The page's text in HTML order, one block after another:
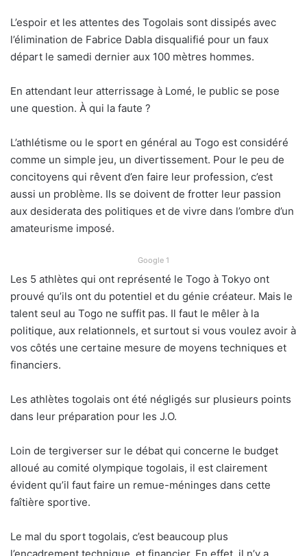
L’espoir et les attentes des Togolais sont dissipés avec
l’élimination de Fabrice Dabla disqualifié pour un faux
départ le samedi dernier aux 100 mètres hommes.
En attendant leur atterrissage à Lomé, le public se pose
une question. À qui la faute ?
L’athlétisme ou le sport en général au Togo est considéré
comme un simple jeu, un divertissement. Pour le peu de
concitoyens qui rêvent d’en faire leur profession, c’est
aussi un problème. Ils se doivent de frotter leur passion
aux desiderata des politiques et de vivre dans l’ombre d’un
amateurisme imposé.
Google 1
Les 5 athlètes qui ont représenté le Togo à Tokyo ont
prouvé qu’ils ont du potentiel et du génie créateur. Mais le
talent seul au Togo ne suffit pas. Il faut le mêler à la
politique, aux relationnels, et surtout si vous voulez avoir à
vos côtés une certaine mesure de moyens techniques et
financiers.
Les athlètes togolais ont été négligés sur plusieurs points
dans leur préparation pour les J.O.
Loin de tergiverser sur le débat qui concerne le budget
alloué au comité olympique togolais, il est clairement
évident qu’il faut faire un remue-méninges dans cette
faîtière sportive.
Le mal du sport togolais, c’est beaucoup plus